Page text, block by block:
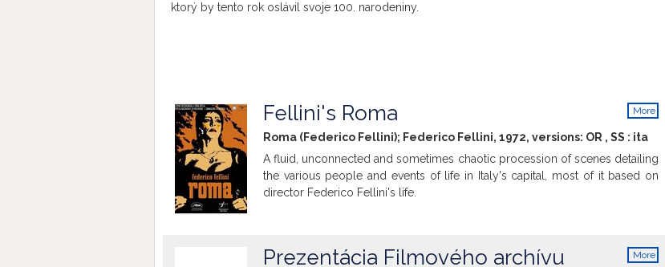
ktorý by tento rok oslávil svoje 100. narodeniny.
More
Fellini's Roma
Roma (Federico Fellini); Federico Fellini, 1972, versions: OR , SS : ita
A fluid, unconnected and sometimes chaotic procession of scenes detailing
the various people and events of life in Italy's capital, most of it based on
director Federico Fellini's life.
More
Prezentácia Filmového archívu